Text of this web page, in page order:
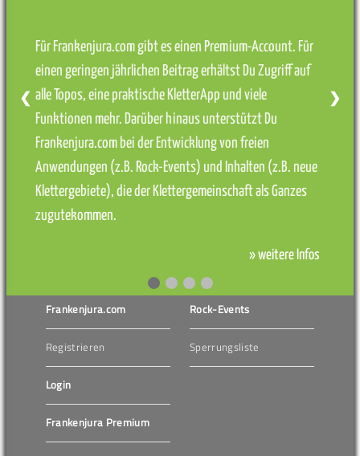
Für Frankenjura.com gibt es einen Premium-Account. Für
einen geringen jährlichen Beitrag erhältst Du Zugriff auf
alle Topos, eine praktische KletterApp und viele
Funktionen mehr. Darüber hinaus unterstützt Du
Frankenjura.com bei der Entwicklung von freien
Anwendungen (z.B. Rock-Events) und Inhalten (z.B. neue
Klettergebiete), die der Klettergemeinschaft als Ganzes
zugutekommen.
» weitere Infos
❮ ❯
Frankenjura.com
Registrieren
Login
Frankenjura Premium
Rock-Events
Sperrungsliste